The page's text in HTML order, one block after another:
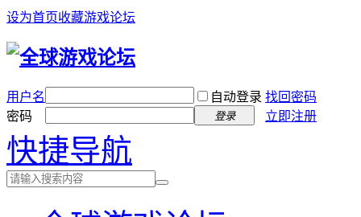
设为首页收藏游戏论坛
用户名 自动登录 找回密码
密码
登录 立即注册
快捷导航